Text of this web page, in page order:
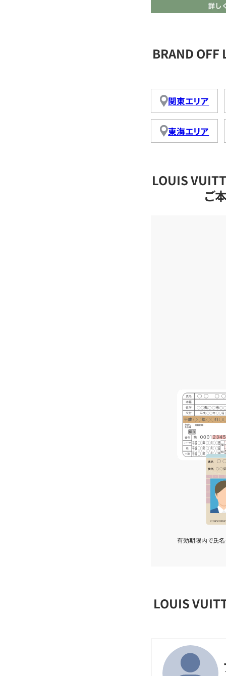
BRAND
関東エリア
東海エリア
LOUIS
ご
有効期限内で氏名
LOUIS